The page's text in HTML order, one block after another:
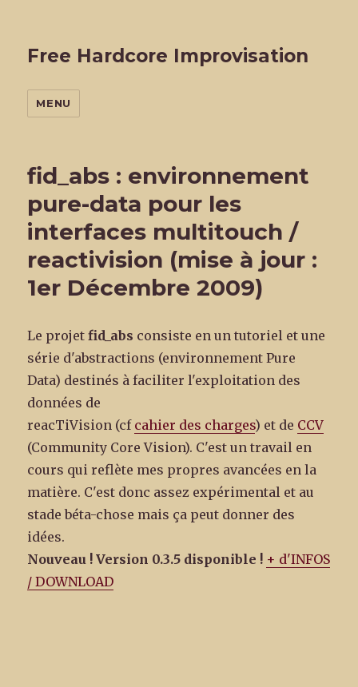
Free Hardcore Improvisation
MENU
fid_abs : environnement
pure-data pour les
interfaces multitouch /
reactivision (mise à jour :
1er Décembre 2009)
Le projetfid_abs consiste en un tutoriel et une
série d'abstractions (environnement Pure
Data) destinés à faciliter l'exploitation des
données de
reacTiVision (cf cahier des charges) et de CCV
(Community Core Vision). C'est un travail en
cours qui reflète mes propres avancées en la
matière. C'est donc assez expérimental et au
stade béta-chose mais ça peut donner des
idées.
Nouveau ! Version 0.3.5 disponible ! + d'INFOS
/ DOWNLOAD